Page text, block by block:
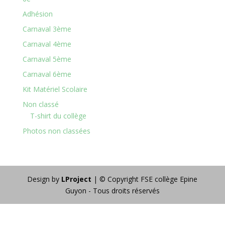
Adhésion
Carnaval 3ème
Carnaval 4ème
Carnaval 5ème
Carnaval 6ème
Kit Matériel Scolaire
Non classé
T-shirt du collège
Photos non classées
Design by LProject | © Copyright FSE collège Epine
Guyon - Tous droits réservés